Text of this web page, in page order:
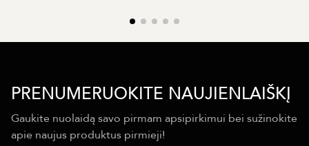
PRENUMERUOKITE NAUJIENLAIŠKĮ
Gaukite nuolaidą savo pirmam apsipirkimui bei sužinokite
apie naujus produktus pirmieji!